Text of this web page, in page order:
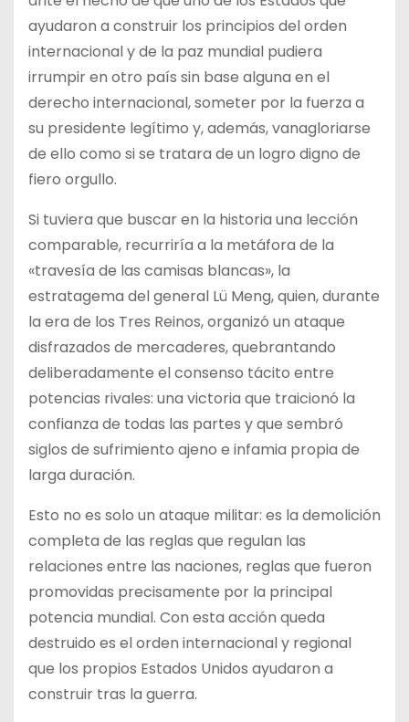
ayudaron a construir los principios del orden
internacional y de la paz mundial pudiera
irrumpir en otro país sin base alguna en el
derecho internacional, someter por la fuerza a
su presidente legítimo y, además, vanagloriarse
de ello como si se tratara de un logro digno de
fiero orgullo.
Si tuviera que buscar en la historia una lección
comparable, recurriría a la metáfora de la
«travesía de las camisas blancas», la
estratagema del general Lü Meng, quien, durante
la era de los Tres Reinos, organizó un ataque
disfrazados de mercaderes, quebrantando
deliberadamente el consenso tácito entre
potencias rivales: una victoria que traicionó la
confianza de todas las partes y que sembró
siglos de sufrimiento ajeno e infamia propia de
larga duración.
Esto no es solo un ataque militar: es la demolición
completa de las reglas que regulan las
relaciones entre las naciones, reglas que fueron
promovidas precisamente por la principal
potencia mundial. Con esta acción queda
destruido es el orden internacional y regional
que los propios Estados Unidos ayudaron a
construir tras la guerra.